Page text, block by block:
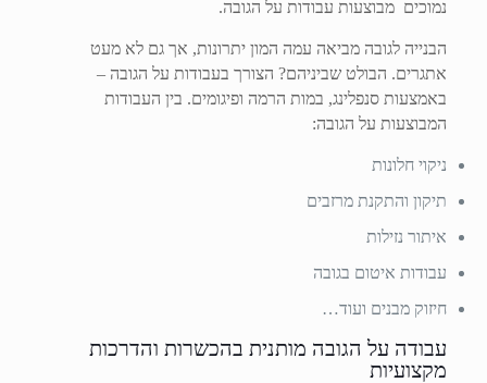
נמוכים מבוצעות עבודות על הגובה.
הבנייה לגובה מביאה עמה המון יתרונות, אך גם לא מעט
אתגרים. הבולט שביניהם? הצורך בעבודות על הגובה –
באמצעות סנפלינג, במות הרמה ופיגומים. בין העבודות
המבוצעות על הגובה:
ניקוי חלונות
תיקון והתקנת מרזבים
איתור נזילות
עבודות איטום בגובה
חיזוק מבנים ועוד…
עבודה על הגובה מותנית בהכשרות והדרכות
מקצועיות